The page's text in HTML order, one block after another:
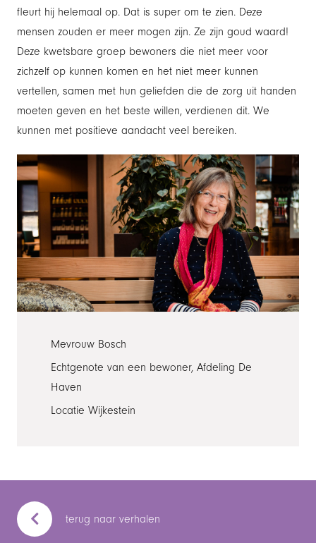
fleurt hij helemaal op. Dat is super om te zien. Deze
mensen zouden er meer mogen zijn. Ze zijn goud waard!
Deze kwetsbare groep bewoners die niet meer voor
zichzelf op kunnen komen en het niet meer kunnen
vertellen, samen met hun geliefden die de zorg uit handen
moeten geven en het beste willen, verdienen dit. We
kunnen met positieve aandacht veel bereiken.
Mevrouw Bosch
Echtgenote van een bewoner, Afdeling De
Haven
Locatie Wijkestein
terug naar verhalen